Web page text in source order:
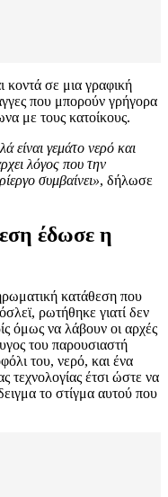
κοντά σε μια γραφική
που μπορούν γρήγορα
με τους κατοίκους.
είναι γεμάτο νερό και
λόγος που την
συμβαίνει», δήλωσε
έδωσε η
κατάθεση που
ρωτήθηκε γιατί δεν
όμως να λάβουν οι αρχές
του παρουσιαστή
του, νερό, και ένα
τεχνολογίας έτσι ώστε να
το στίγμα αυτού που